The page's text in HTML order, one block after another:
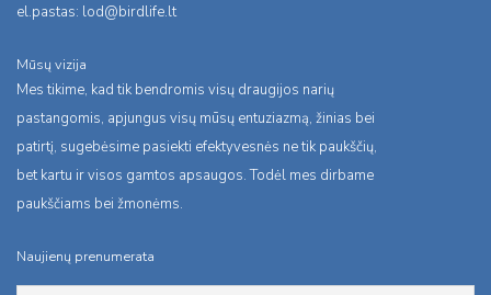
el.pastas: lod@birdlife.lt
Mūsų vizija
Mes tikime, kad tik bendromis visų draugijos narių
pastangomis, apjungus visų mūsų entuziazmą, žinias bei
patirtį, sugebėsime pasiekti efektyvesnės ne tik paukščių,
bet kartu ir visos gamtos apsaugos. Todėl mes dirbame
paukščiams bei žmonėms.
Naujienų prenumerata